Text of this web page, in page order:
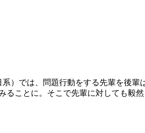
）では、問題行動をする先輩を後
ことに。そこで先輩に対しても毅